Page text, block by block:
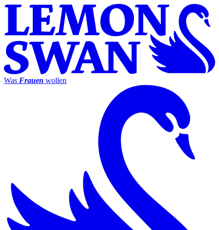
Was Frauen wollen